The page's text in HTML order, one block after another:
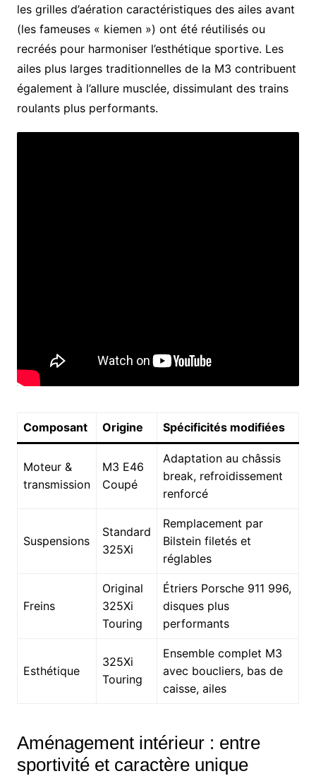
les grilles d’aération caractéristiques des ailes avant
(les fameuses « kiemen ») ont été réutilisés ou
recréés pour harmoniser l’esthétique sportive. Les
ailes plus larges traditionnelles de la M3 contribuent
également à l’allure musclée, dissimulant des trains
roulants plus performants.
Composant Origine Spécificités modifiées
Moteur &
transmission
M3 E46
Coupé
Adaptation au châssis
break, refroidissement
renforcé
Suspensions
Standard
325Xi
Remplacement par
Bilstein filetés et
réglables
Freins
Original
325Xi
Touring
Étriers Porsche 911 996,
disques plus
performants
Esthétique
325Xi
Touring
Ensemble complet M3
avec boucliers, bas de
caisse, ailes
Aménagement intérieur : entre
sportivité et caractère unique